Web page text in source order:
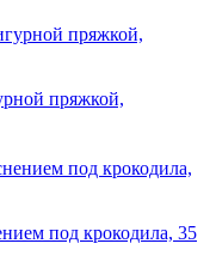
пряжкой,
под крокодила, 35